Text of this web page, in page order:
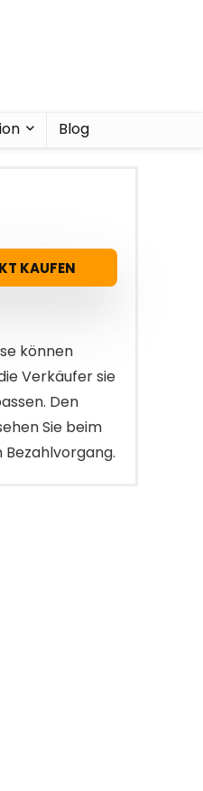
Blog
KAUFEN
können
Verkäufer sie
Den
Sie beim